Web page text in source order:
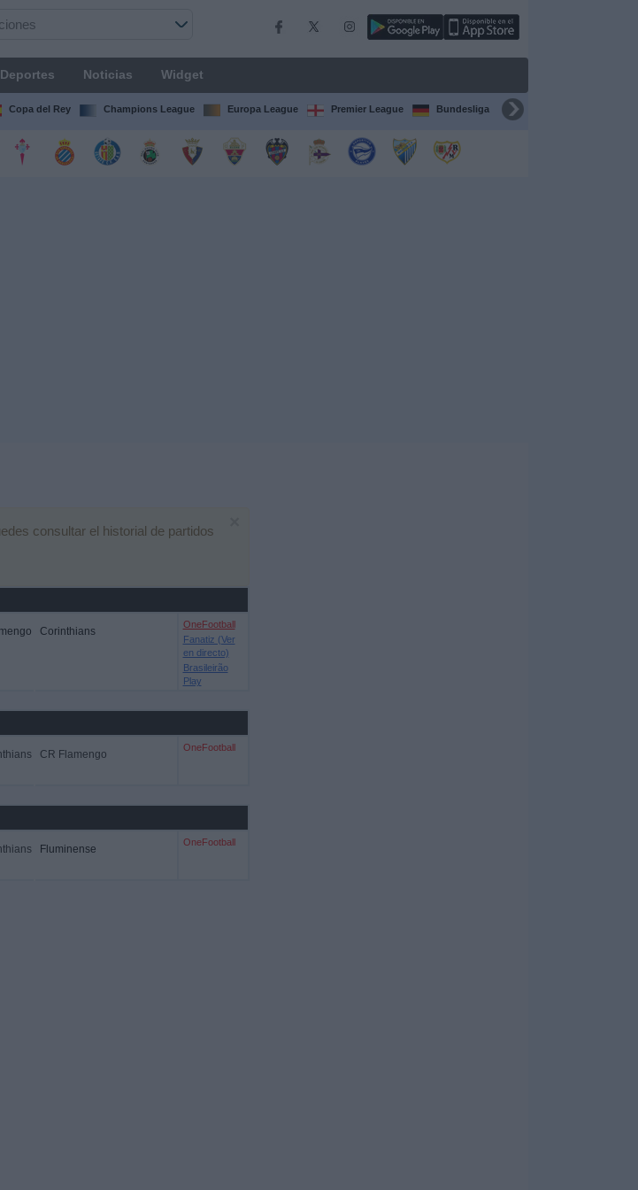
Noticias Widget
Copa del Rey Champions League Europa League Premier League Bundesliga Supercopa de España
consultar el historial de partidos
Corinthians
OneFootball
Fanatiz (Ver
en directo)
Brasileirão
Play
CR Flamengo
OneFootball
Fluminense
OneFootball